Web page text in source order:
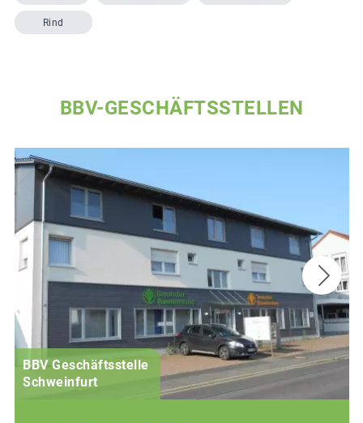
Rind
BBV-GESCHÄFTSSTELLEN
BBV Geschäftsstelle
Schweinfurt